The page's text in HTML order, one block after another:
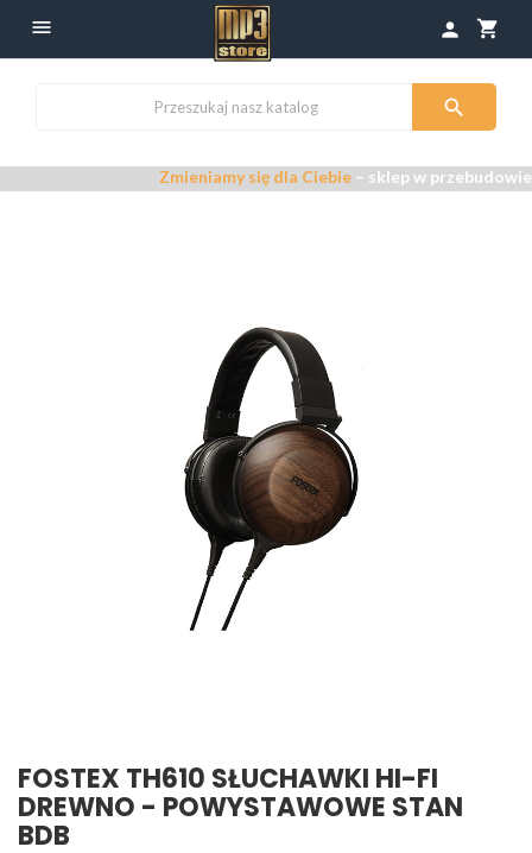
 shopping_cart
person

Zmieniamy się dla Ciebie– sklep w przebudowie –
FOSTEX TH610 SŁUCHAWKI HI-FI
DREWNO - POWYSTAWOWE STAN
BDB